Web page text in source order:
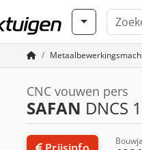
CNC vouwen pers
SAFAN DNCS